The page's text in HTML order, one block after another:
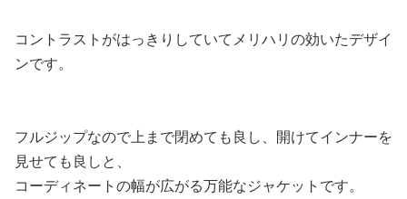
コントラストがはっきりしていてメリハリの効いたデザイ
ンです。
フルジップなので上まで閉めても良し、開けてインナーを
見せても良しと、
コーディネートの幅が広がる万能なジャケットです。